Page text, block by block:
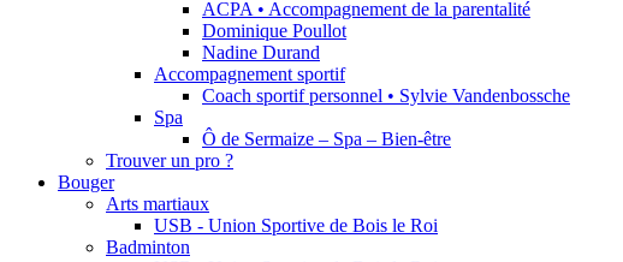
ACPA • Accompagnement de la parentalité
Dominique Poullot
Nadine Durand
Accompagnement sportif
Coach sportif personnel • Sylvie Vandenbossche
Spa
Ô de Sermaize – Spa – Bien-être
Trouver un pro ?
Bouger
Arts martiaux
USB - Union Sportive de Bois le Roi
Badminton